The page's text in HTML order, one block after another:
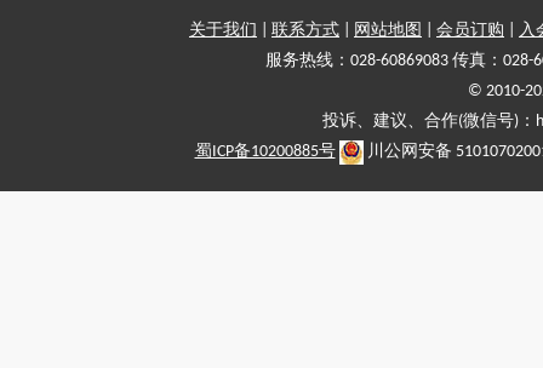
关于我们 联系方式 网站地图 会员订购
入
服务热线：028-60869083 传真：028-
© 2010-
投诉、建议、合作(微信号)
蜀ICP备10200885号
川公网安备